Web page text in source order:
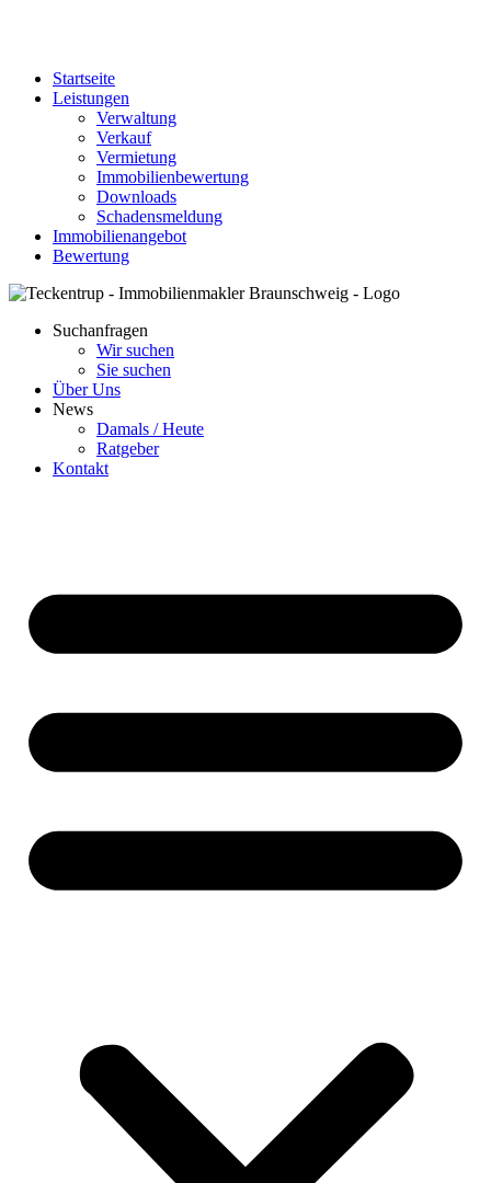
Startseite
Leistungen
Verwaltung
Verkauf
Vermietung
Immobilienbewertung
Downloads
Schadensmeldung
Immobilienangebot
Bewertung
Suchanfragen
Wir suchen
Sie suchen
Über Uns
News
Damals / Heute
Ratgeber
Kontakt